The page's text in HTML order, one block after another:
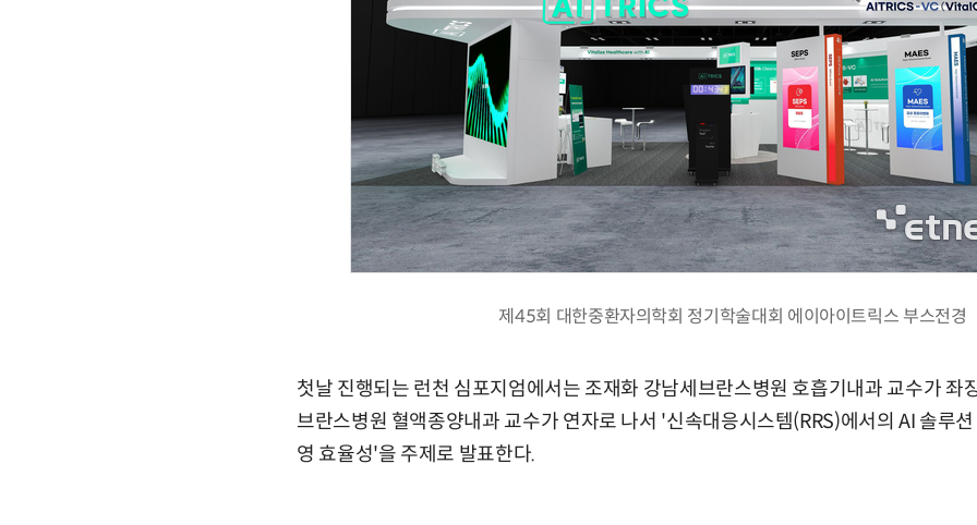
제45회 대한중환자의학회 정기학술대회 에이아이트릭스 부스전경
첫날 진행되는 런천 심포지엄에서는 조재화 강남세브란스병원 호흡기내과 교수가 좌
브란스병원 혈액종양내과 교수가 연자로 나서 '신속대응시스템(RRS)에서의 AI 솔루
영 효율성'을 주제로 발표한다.